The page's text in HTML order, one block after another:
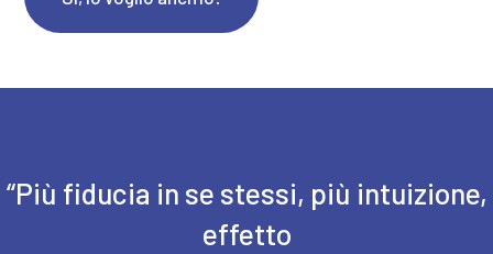
“Più fiducia in se stessi, più intuizione,
effetto